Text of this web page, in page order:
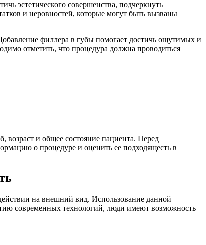
эстетического совершенства, подчеркнуть
и неровностей, которые могут быть вызваны
филлера в губы помогает достичь ощутимых и
отметить, что процедура должна проводиться
возраст и общее состояние пациента. Перед
о процедуре и оценить ее подходящесть в
на внешний вид. Использование данной
современных технологий, люди имеют возможность